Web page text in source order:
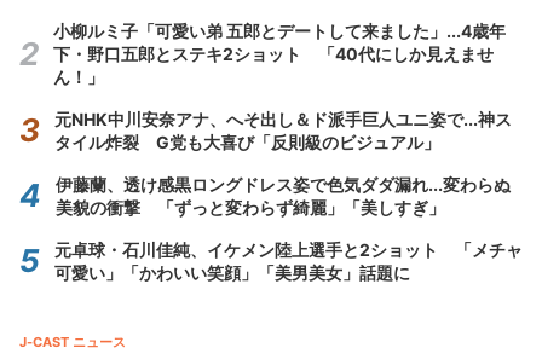
小柳ルミ子「可愛い弟 五郎とデートして来ました」...4歳年
下・野口五郎とステキ2ショット 「40代にしか見えませ
ん！」
元NHK中川安奈アナ、へそ出し＆ド派手巨人ユニ姿で...神ス
タイル炸裂 G党も大喜び「反則級のビジュアル」
伊藤蘭、透け感黒ロングドレス姿で色気ダダ漏れ...変わらぬ
美貌の衝撃 「ずっと変わらず綺麗」「美しすぎ」
元卓球・石川佳純、イケメン陸上選手と2ショット 「メチャ
可愛い」「かわいい笑顔」「美男美女」話題に
J-CAST ニュース